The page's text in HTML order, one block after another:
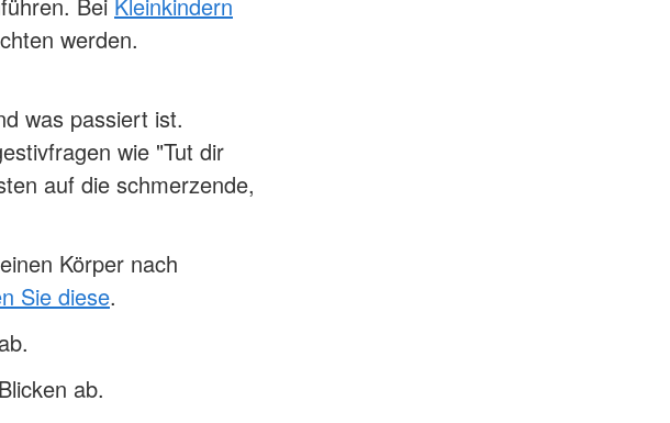
werden.
was passiert ist.
wie "Tut dir
auf die schmerzende,
Körper nach
Sie diese.
ab.